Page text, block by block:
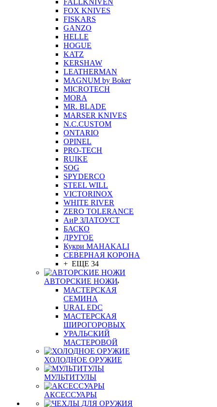
FALLKNIVEN
FOX KNIVES
FISKARS
GANZO
HELLE
HOGUE
KATZ
KERSHAW
LEATHERMAN
MAGNUM by Boker
MICROTECH
MORA
MR. BLADE
MARSER KNIVES
N.C.CUSTOM
ONTARIO
OPINEL
PRO-TECH
RUIKE
SOG
SPYDERCO
STEEL WILL
VICTORINOX
WHITE RIVER
ZERO TOLERANCE
АиР ЗЛАТОУСТ
БАСКО
ДРУГОЕ
Кукри MAHAKALI
СЕВЕРНАЯ КОРОНА
+ ЕЩЕ 34
АВТОРСКИЕ НОЖИ
МАСТЕРСКАЯ
СЕМИНА
URAL EDC
МАСТЕРСКАЯ
ШИРОГОРОВЫХ
УРАЛЬСКИЙ
МАСТЕРОВОЙ
ХОЛОДНОЕ ОРУЖИЕ
МУЛЬТИТУЛЫ
АКСЕССУАРЫ